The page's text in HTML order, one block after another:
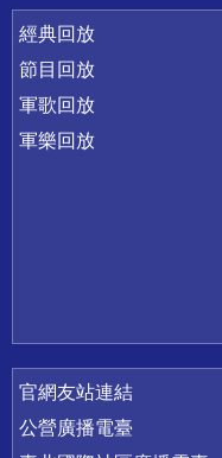
經典回放
節目回放
軍歌回放
軍樂回放
官網友站連結
公營廣播電臺